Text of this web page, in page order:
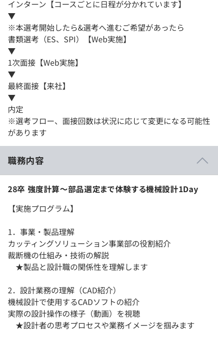
インターン【コースごとに日程が分かれています】
▼
※本選考開始したら&選考へ進むご希望があったら
書類選考（ES、SPI）【Web実施】
▼
1次面接【Web実施】
▼
最終面接【来社】
▼
内定
※選考フロー、面接回数は状況に応じて変更になる可能性
があります
職務内容
28卒 強度計算〜部品選定まで体験する機械設計1Day
【実施プログラム】
1．事業・製品理解
カッティングソリューション事業部の役割紹介
裁断機の仕組み・技術の解説
★製品と設計職の関係性を理解します
2．設計業務の理解（CAD紹介）
機械設計で使用するCADソフトの紹介
実際の設計操作の様子（動画）を視聴
★設計者の思考プロセスや業務イメージを掴みます